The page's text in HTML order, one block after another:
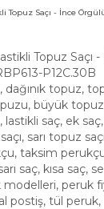
Topuz Saçı - İnce
Topuz Saçı
P12C.30B
dağınık topuz,
büyük
lastikli saç, ek
sarı topuz
taksim
saç, kısa saç,
peruk
postiş, tül